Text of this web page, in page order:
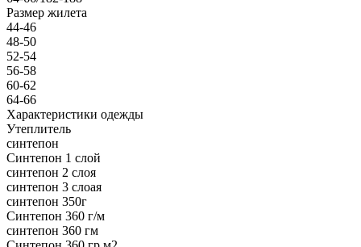
Размер жилета
44-46
48-50
52-54
56-58
60-62
64-66
Характеристики одежды
Утеплитель
синтепон
Синтепон 1 слой
синтепон 2 слоя
синтепон 3 слоая
синтепон 350г
Синтепон 360 г/м
синтепон 360 гм